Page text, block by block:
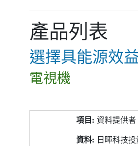
產品列表
選擇具能源效
電視機
資料提供者
日暉科技